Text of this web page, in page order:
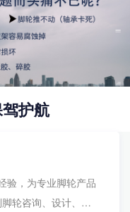
护航
验，为专业脚轮产品
轮咨询、设计、加